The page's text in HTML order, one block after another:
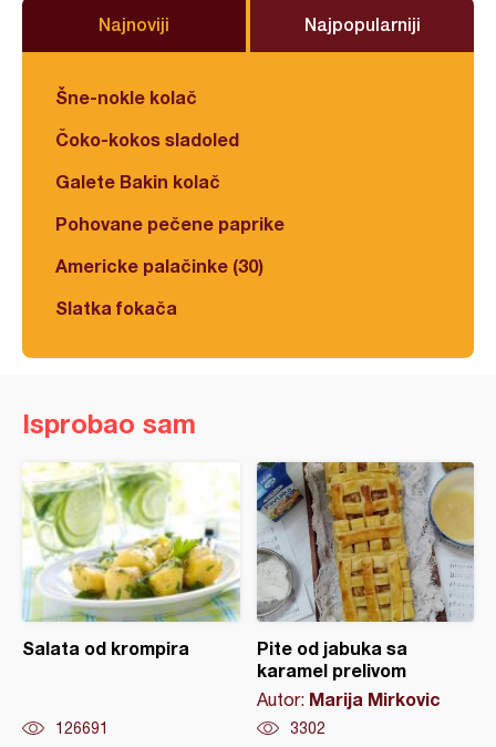
Najnoviji Najpopularniji
Šne-nokle kolač
Čoko-kokos sladoled
Galete Bakin kolač
Pohovane pečene paprike
Americke palačinke (30)
Slatka fokača
Isprobao sam
Salata od krompira
126691
Pite od jabuka sa
karamel prelivom
Autor: Marija Mirkovic
3302